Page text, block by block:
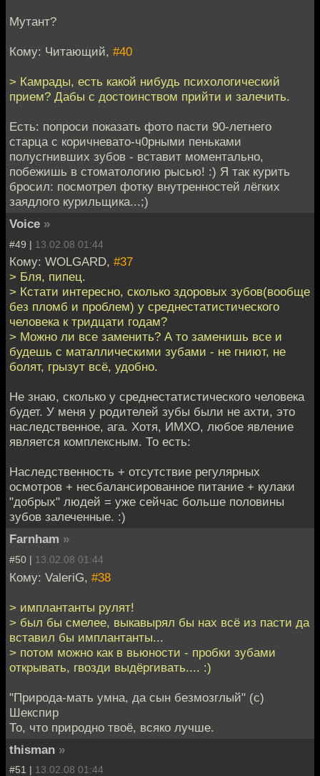
Мутант?
Кому: Читающий, #40
> Камрады, есть какой нибудь психологический
прием? Дабы с достоинством прийти и залечить.
Есть: попроси показать фото пасти 90-летнего
старца с коричневато-ч0рными пеньками
полусгнивших зубов - вставит моментально,
побежишь в стоматологию рысью! :) Я так курить
бросил: посмотрел фотку внутренностей лёгких
заядлого курильщика...;)
Voice »
#49 | 13.02.08 01:44
Кому: WOLGARD, #37
> Бля, пипец.
> Кстати интересно, сколько здоровых зубов(вообще
без пломб и проблем) у среднестатистического
человека к тридцати годам?
> Можно ли все заменить? А то заменишь все и
будешь с маталлическими зубами - не гниют, не
болят, грызут всё, удобно.
Не знаю, сколько у среднестатистического человека
будет. У меня у родителей зубы были не ахти, это
наследственное, ага. Хотя, ИМХО, любое явление
является комплексным. То есть:
Наследственность + отсутствие регулярных
осмотров + несбалансированное питание + кулаки
"добрых" людей = уже сейчас больше половины
зубов залеченные. :)
Farnham »
#50 | 13.02.08 01:44
Кому: ValeriG, #38
> имплантанты рулят!
> был бы смелее, выкавырял бы нах всё из пасти да
вставил бы имплантанты...
> потом можно как в вьюности - пробки зубами
открывать, гвозди выдёргивать.... :)
"Природа-мать умна, да сын безмозглый" (с)
Шекспир
То, что природно твоё, всяко лучше.
thisman »
#51 | 13.02.08 01:44